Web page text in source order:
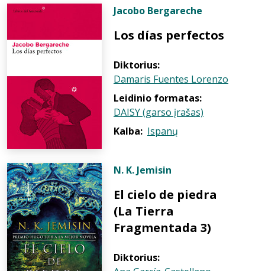
Jacobo Bergareche
Los días perfectos
Diktorius:
Damaris Fuentes Lorenzo
Leidinio formatas:
DAISY (garso įrašas)
Kalba: Ispanų
N. K. Jemisin
El cielo de piedra
(La Tierra
Fragmentada 3)
Diktorius: